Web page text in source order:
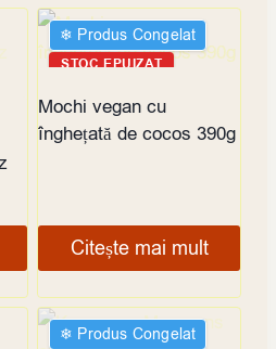
❄︎ Produs Congelat
STOC EPUIZAT
Mochi vegan cu
înghețată de cocos 390g
Citește mai mult
❄︎ Produs Congelat